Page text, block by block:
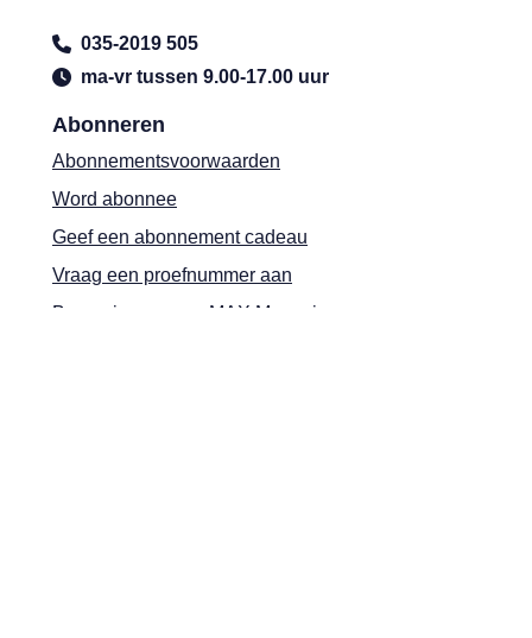
Abonneren
Abonnementsvoorwaarden
Word abonnee
Geef een abonnement cadeau
Vraag een proefnummer aan
Bezorging van uw MAX Magazine
035-2019 505
ma-vr tussen 9.00-17.00 uur